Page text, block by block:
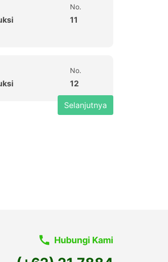
No.
11
No.
12
Selanjutnya
Hubungi Kami